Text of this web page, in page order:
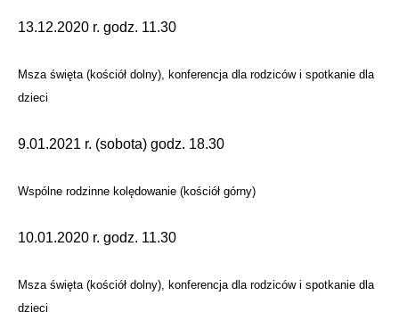
13.12.2020 r. godz. 11.30
Msza święta (kościół dolny), konferencja dla rodziców i spotkanie dla
dzieci
9.01.2021 r. (sobota) godz. 18.30
Wspólne rodzinne kolędowanie (kościół górny)
10.01.2020 r. godz. 11.30
Msza święta (kościół dolny), konferencja dla rodziców i spotkanie dla
dzieci